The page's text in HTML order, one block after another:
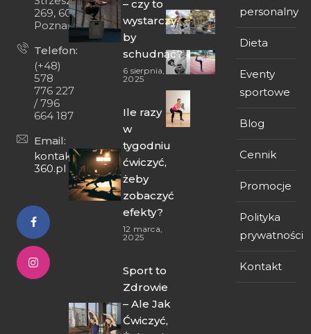
269, 60-474
Poznań
Telefon:
(+48)
578
776 227
/ 796
664 187
Email:
kontakt@fit-
360.pl
– czy to
wystarczy,
by
schudnąć?
6 sierpnia,
2025
Ile razy
w
tygodniu
ćwiczyć,
żeby
zobaczyć
efekty?
12 marca,
2025
Sport to
Zdrowie
– Ale Jak
Ćwiczyć,
personalny
Dieta
Eventy
sportowe
Blog
Cennik
Promocje
Polityka
prywatności
Kontakt